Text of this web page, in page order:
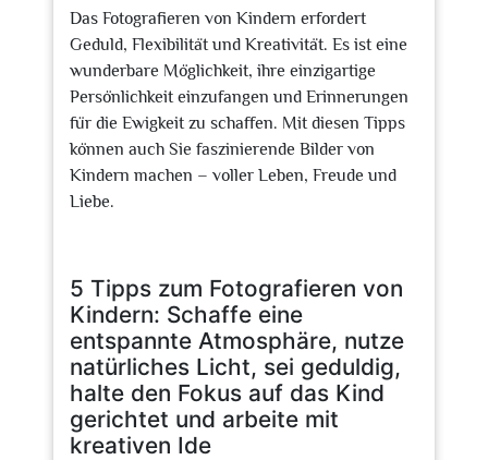
Das Fotografieren von Kindern erfordert
Geduld, Flexibilität und Kreativität. Es ist eine
wunderbare Möglichkeit, ihre einzigartige
Persönlichkeit einzufangen und Erinnerungen
für die Ewigkeit zu schaffen. Mit diesen Tipps
können auch Sie faszinierende Bilder von
Kindern machen – voller Leben, Freude und
Liebe.
5 Tipps zum Fotografieren von
Kindern: Schaffe eine
entspannte Atmosphäre, nutze
natürliches Licht, sei geduldig,
halte den Fokus auf das Kind
gerichtet und arbeite mit
kreativen Ide